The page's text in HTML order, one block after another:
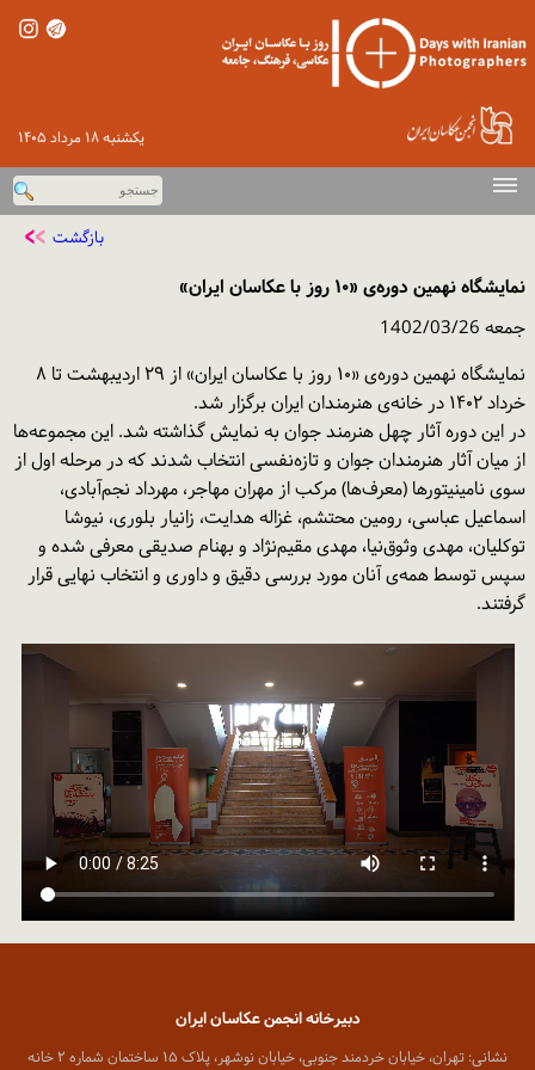
یكشنبه ۱۸ مرداد ۱۴۰۵
اخبار
ورود
تماس با ما
بازگشت
نمایشگاه نهمین دوره‌ی «۱۰ روز با عکاسان ایران»
جمعه 1402/03/26
نمایشگاه نهمین دوره‌ی «۱۰ روز با عکاسان ایران» از ۲۹ اردیبهشت تا ۸
خرداد ۱۴۰۲ در خانه‌ی هنرمندان ایران برگزار شد.
در این دوره‌ آثار چهل هنرمند جوان به نمایش گذاشته شد. این مجموعه‌ها
از میان آثار هنرمندان جوان و تازه‌نفسی انتخاب شدند که در مرحله اول از
سوی نامینیتورها (معرف‌‌ها) مرکب از مهران مهاجر، مهرداد نجم‌آبادی،
اسماعیل عباسی، رومین محتشم، غزاله هدایت، زانیار بلوری، نیوشا
توکلیان، مهدی وثوق‌نیا، مهدی مقیم‌نژاد و بهنام صدیقی معرفی شده و
سپس توسط همه‌‌ی آنان مورد بررسی دقیق و داوری و انتخاب نهایی قرار
گرفتند.
دبیرخانه انجمن عکاسان ایران
نشانی: تهران، خیابان خردمند جنوبی، خیابان نوشهر، پلاک ۱۵ ساختمان شماره ۲ خانه